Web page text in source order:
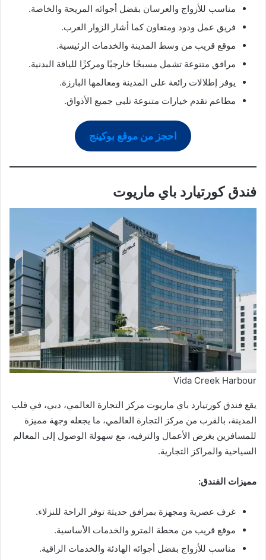
مناسب للأزواج والعرسان بفضل أجوائه المريحة والخاصة.
فريق عمل ودود ومتعاون كما أشار الزوار العرب.
موقع قريب من وسط المدينة والخدمات الرئيسية.
مرافق متنوعة تشمل مسبحًا خارجيًا ومركزًا للياقة البدنية.
يوفر إطلالات رائعة على المدينة ومعالمها البارزة.
مطاعم تقدم خيارات متنوعة تلبي جميع الأذواق.
احجز من موقع بوكينج
فندق كورتيارد باي ماريوت
Vida Creek Harbour
يقع فندق كورتيارد باي ماريوت مركز التجارة العالمي، دبي، في قلب
المدينة، بالقرب من مركز التجارة العالمي، ما يجعله وجهة مميزة
للمسافرين بغرض الأعمال والترفيه، مع سهولة الوصول إلى المعالم
السياحية والمراكز التجارية.
مميزات الفندق:
غرف عصرية ومجهزة بمرافق حديثة توفر الراحة للنزلاء.
موقع قريب من محطة المترو والخدمات الأساسية.
مناسب للأزواج بفضل أجوائه الهادئة والخدمات الراقية.